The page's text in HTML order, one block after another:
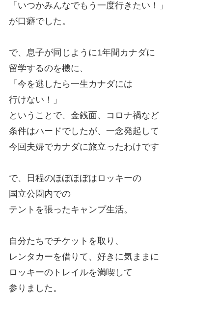
「いつかみんなでもう一度行きたい！」
が口癖でした。
で、息子が同じように1年間カナダに
留学するのを機に、
「今を逃したら一生カナダには
行けない！」
ということで、金銭面、コロナ禍など
条件はハードでしたが、一念発起して
今回夫婦でカナダに旅立ったわけです
で、日程のほぼほぼはロッキーの
国立公園内での
テントを張ったキャンプ生活。
自分たちでチケットを取り、
レンタカーを借りて、好きに気ままに
ロッキーのトレイルを満喫して
参りました。